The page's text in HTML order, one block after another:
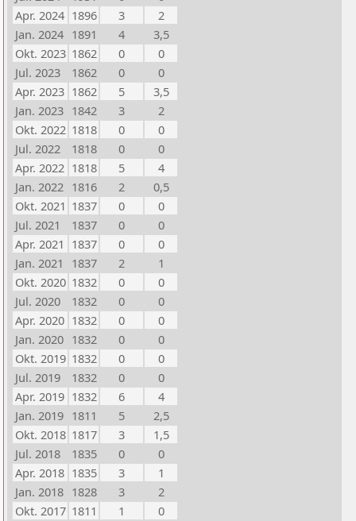
Apr. 2024 1896 3
2
Jan. 2024 1891 4
3,5
Okt. 2023 1862 0
0
Jul. 2023
1862 0
0
Apr. 2023 1862 5
3,5
Jan. 2023 1842 3
2
Okt. 2022 1818 0
0
Jul. 2022
1818 0
0
Apr. 2022 1818 5
4
Jan. 2022 1816 2
0,5
Okt. 2021 1837 0
0
Jul. 2021
1837 0
0
Apr. 2021 1837 0
0
Jan. 2021
1837 2
1
Okt. 2020 1832 0
0
Jul. 2020
1832 0
0
Apr. 2020 1832 0
0
Jan. 2020 1832 0
0
Okt. 2019 1832 0
0
Jul. 2019
1832 0
0
Apr. 2019 1832 6
4
Jan. 2019 1811 5
2,5
Okt. 2018 1817 3
1,5
Jul. 2018
1835 0
0
Apr. 2018 1835 3
1
Jan. 2018 1828 3
2
Okt. 2017 1811 1
0